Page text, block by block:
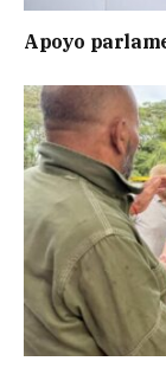
Apoyo